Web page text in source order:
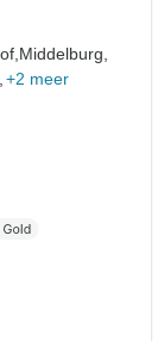
Middelburg,
+2 meer